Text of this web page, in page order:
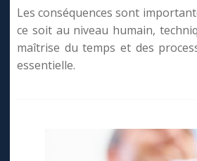
Les conséquences sont
ce soit au niveau humain,
maîtrise du temps et des
essentielle.